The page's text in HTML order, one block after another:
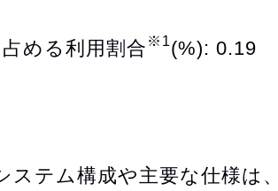
める利用割合 ※1(%): 0.19
ステム構成や主要な仕様は